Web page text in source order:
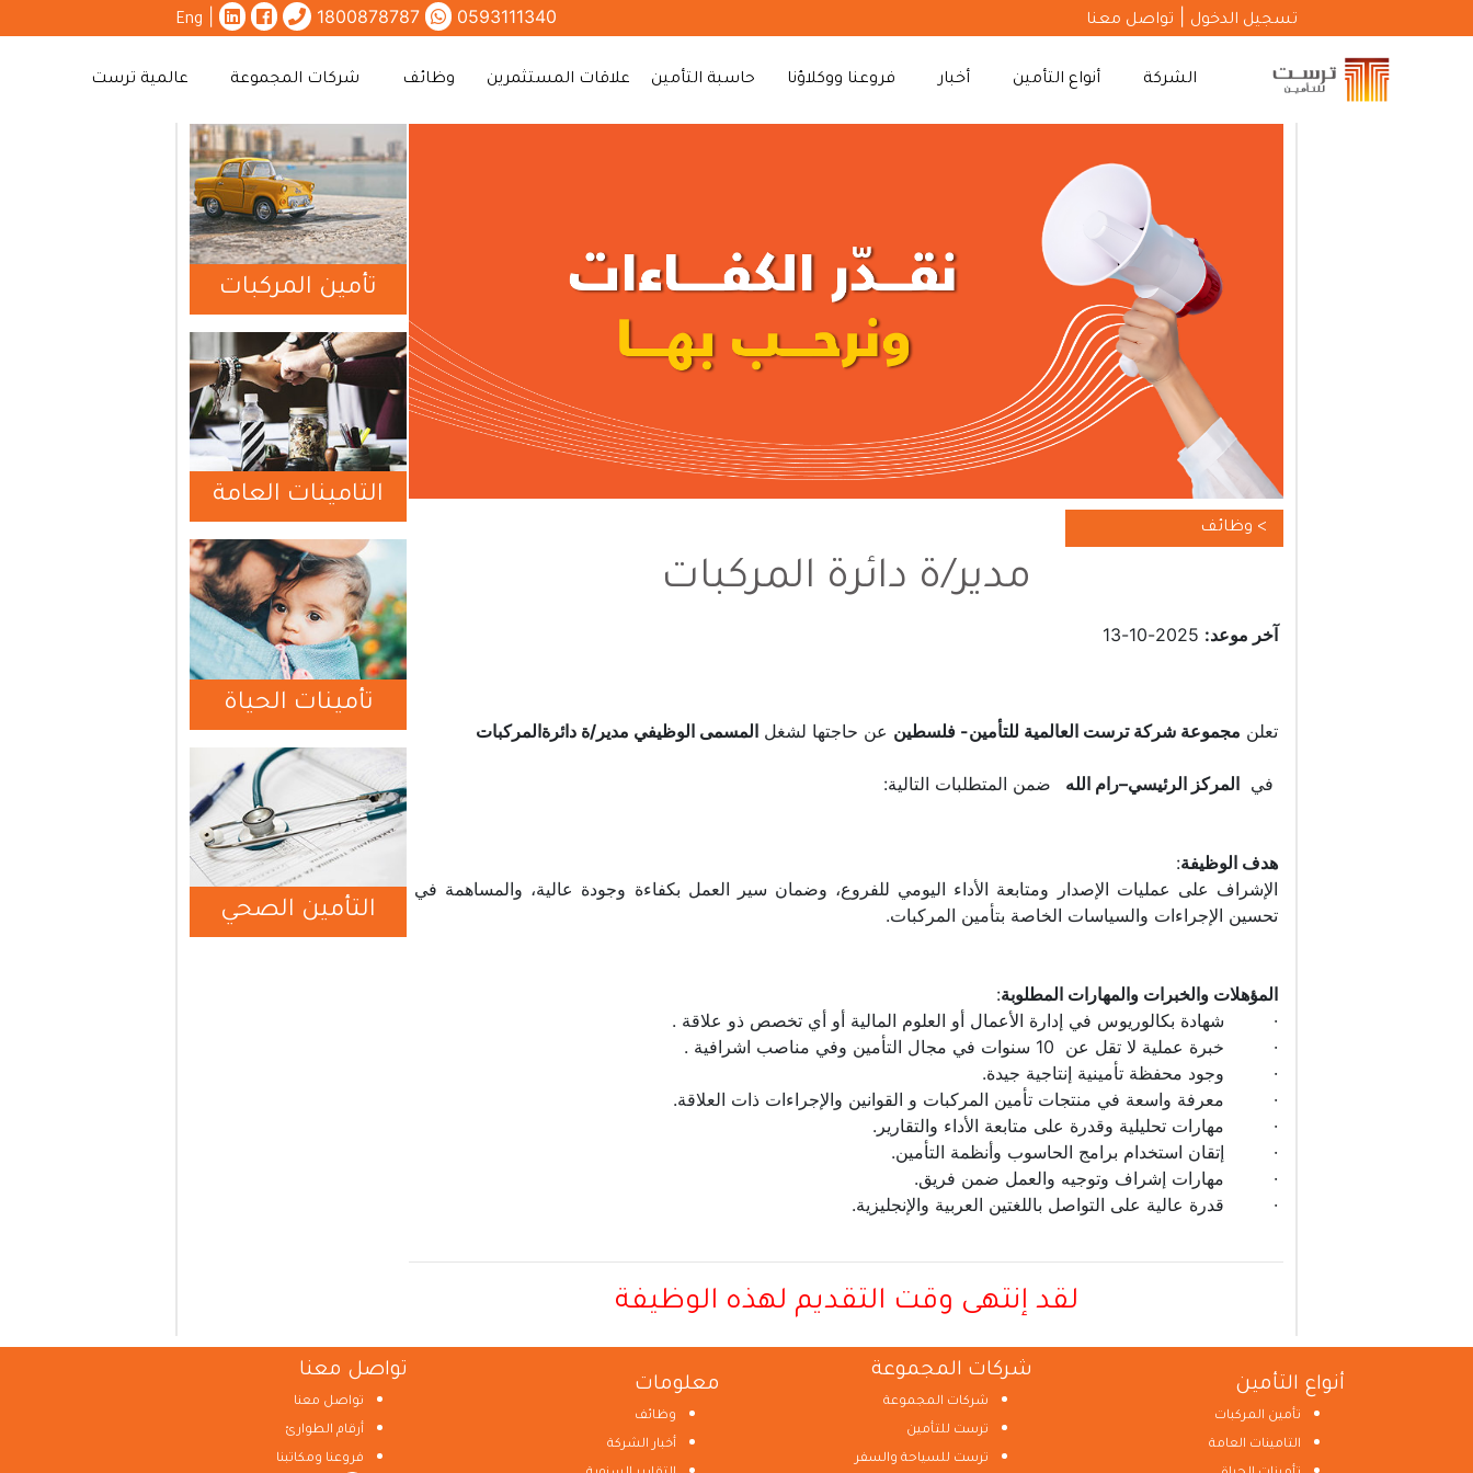
تسجيل الدخول تواصل معنا 0593111340
1800878787
Eng
الشركة أنواع التأمين أخبار فروعنا ووكلاؤنا حاسبة التأمين علاقات المستثمرين وظائف شركات المجموعة عالمية ترست
> وظائف
مدير/ة دائرة المركبات
آخر موعد:
تعلن مجموعة شركة ترست العالمية للتأمين- فلسطين عن حاجتها لشغل المسمى الوظيفي مدير/ة دائرةالمركبات
في المركز الرئيسي–رام الله ضمن المتطلبات التالية:
هدف الوظيفة:
الإشراف على عمليات الإصدار ومتابعة الأداء اليومي للفروع، وضمان سير العمل بكفاءة وجودة عالية، والمساهمة في
تحسين الإجراءات والسياسات الخاصة بتأمين المركبات.
المؤهلات والخبرات والمهارات المطلوبة:
· شهادة بكالوريوس في إدارة الأعمال أو العلوم المالية أو أي تخصص ذو علاقة .
· خبرة عملية لا تقل عن 10 سنوات في مجال التأمين وفي مناصب اشرافية .
· وجود محفظة تأمينية إنتاجية جيدة.
· معرفة واسعة في منتجات تأمين المركبات و القوانين والإجراءات ذات العلاقة.
· مهارات تحليلية وقدرة على متابعة الأداء والتقارير.
· إتقان استخدام برامج الحاسوب وأنظمة التأمين.
· مهارات إشراف وتوجيه والعمل ضمن فريق.
· قدرة عالية على التواصل باللغتين العربية والإنجليزية.
لقد إنتهى وقت التقديم لهذه الوظيفة
تأمين المركبات
التامينات العامة
تأمينات الحياة
التأمين الصحي
أنواع التأمين
تأمين المركبات
التامينات العامة
شركات المجموعة
شركات المجموعة
ترست للتأمين
ترست للسياحة والسفر
معلومات
وظائف
أخبار الشركة
تواصل معنا
تواصل معنا
أرقام الطوارئ
فروعنا ومكاتبنا